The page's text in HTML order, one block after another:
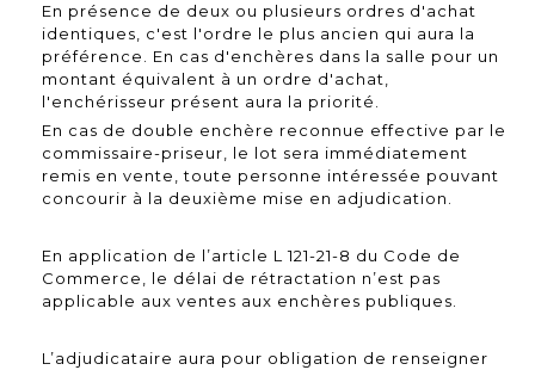
En présence de deux ou plusieurs ordres d'achat
identiques, c'est l'ordre le plus ancien qui aura la
préférence. En cas d'enchères dans la salle pour un
montant équivalent à un ordre d'achat,
l'enchérisseur présent aura la priorité.
En cas de double enchère reconnue effective par le
commissaire-priseur, le lot sera immédiatement
remis en vente, toute personne intéressée pouvant
concourir à la deuxième mise en adjudication.
En application de l’article L 121-21-8 du Code de
Commerce, le délai de rétractation n’est pas
applicable aux ventes aux enchères publiques.
L’adjudicataire aura pour obligation de renseigner